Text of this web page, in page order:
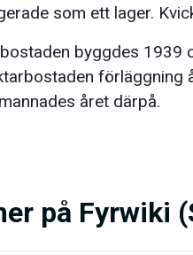
som ett lager.
byggdes 1939
förläggning
året därpå.
på Fyrwiki